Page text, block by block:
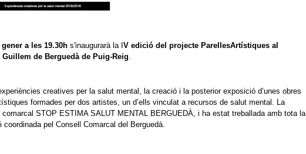
a les 19.30h s'inaugurarà la IV edició del projecte ParellesArtístiques al
de Berguedà de Puig-Reig
creatives per la salut mental, la creació i la posterior exposició d’unes obres
formades per dos artistes, un d’ells vinculat a recursos de salut mental. La
STOP ESTIMA SALUT MENTAL BERGUEDÀ, i ha estat treballada amb tota la
pel Consell Comarcal del Berguedà.